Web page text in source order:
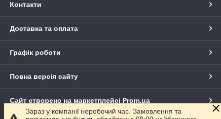
Контакти
Доставка та оплата
Графік роботи
Повна версія сайту
Сайт створено на маркетплейсі Prom.ua
Зараз у компанії неробочий час. Замовлення та